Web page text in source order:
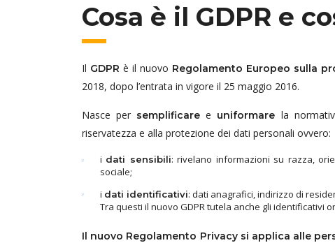
Cosa è il GDPR e
Il GDPR è il nuovo Regolamento Europeo sulla
2018, dopo l’entrata in vigore il 25 maggio 2016.
Nasce per semplificare e uniformare la
riservatezza e alla protezione dei dati personali ovvero:
i dati sensibili: rivelano informazioni su razza,
sociale;
i dati identificativi: dati anagrafici, indirizzo di
Tra questi il nuovo GDPR tutela anche gli identificativi
Il nuovo Regolamento Privacy si applica alle